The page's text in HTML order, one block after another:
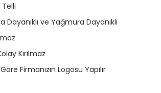
Dayanıklı ve Yağmura Dayanıklı
Kırılmaz
Firmanızın Logosu Yapılır